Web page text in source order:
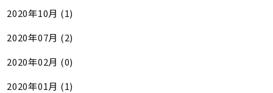
2020年10月 (1)
2020年07月 (2)
2020年02月 (0)
2020年01月 (1)